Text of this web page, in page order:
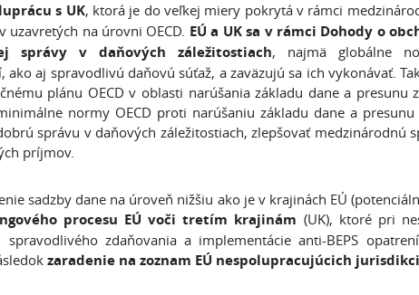
s UK, ktorá je do veľkej miery pokrytá v rámci
na úrovni OECD. EÚ a UK sa v rámci Dohody o
správy v daňových záležitostiach, najmä globálne
aj spravodlivú daňovú súťaž, a zaväzujú sa ich vykonávať.
plánu OECD v oblasti narúšania základu dane a presunu
normy OECD proti narúšaniu základu dane a presunu
správu v daňových záležitostiach, zlepšovať medzinárodnú
príjmov.
sadzby dane na úroveň nižšiu ako je v krajinách EÚ
procesu EÚ voči tretím krajinám (UK), ktoré pri
zdaňovania a implementácie anti-BEPS
zaradenie na zoznam EÚ nespolupracujúcich